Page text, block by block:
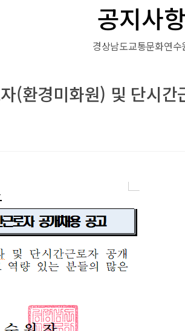
공지사항
경상남도교통문화연수
(환경미화원) 및 단시